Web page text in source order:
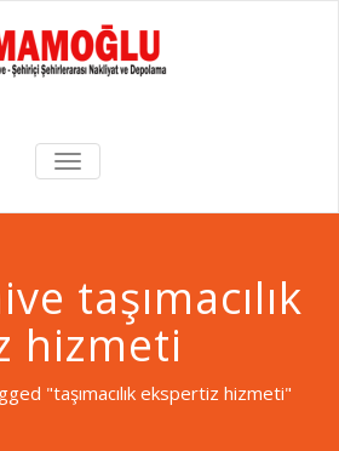
Nakliyat
İstanbul Evden Eve Nakliyat
TOGGLE
NAVIGATION
taşımacılık
hizmeti
"taşımacılık ekspertiz hizmeti"